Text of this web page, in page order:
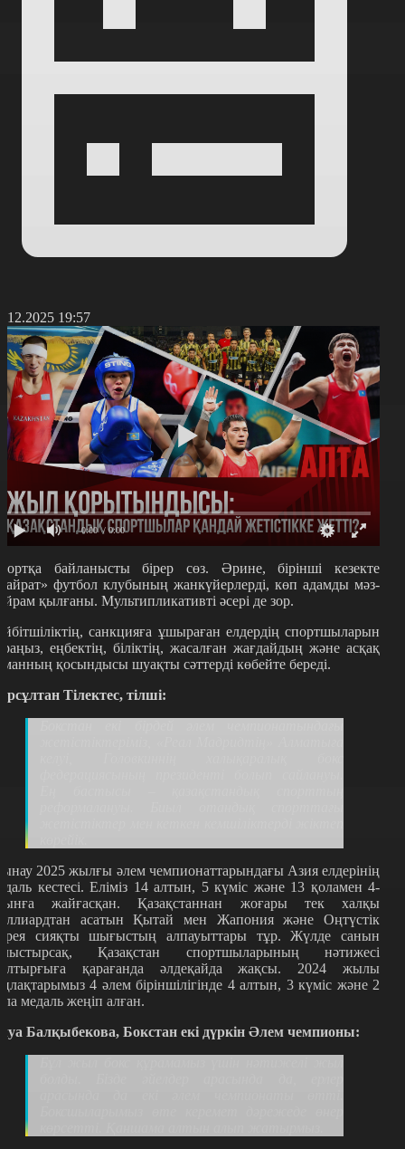
19:57
0:00 / 0:00
байланысты бірер сөз. Әрине, бірінші кезекте
футбол клубының жанкүйерлерді, көп адамды мәз-
қылғаны. Мультипликативті әсері де зор.
санкцияға ұшыраған елдердің спортшыларын
еңбектің, біліктің, жасалған жағдайдың және асқақ
қосындысы шуақты сәттерді көбейте береді.
Тілектес, тілші:
2025 жылғы әлем чемпионаттарындағы Азия елдерінің
кестесі. Еліміз 14 алтын, 5 күміс және 13 қоламен 4-
жайғасқан. Қазақстаннан жоғары тек халқы
асатын Қытай мен Жапония және Оңтүстік
сияқты шығыстың алпауыттары тұр. Жүлде санын
Қазақстан спортшыларының нәтижесі
қарағанда әлдеқайда жақсы. 2024 жылы
4 әлем біріншілігінде 4 алтын, 3 күміс және 2
медаль жеңіп алған.
Балқыбекова, Бокстан екі дүркін Әлем чемпионы: